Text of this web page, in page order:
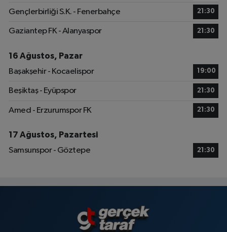
Gençlerbirliği S.K. - Fenerbahçe 21:30
Gaziantep FK - Alanyaspor 21:30
16 Ağustos, Pazar
Başakşehir - Kocaelispor
19:00
Beşiktaş - Eyüpspor 21:30
Amed - Erzurumspor FK 21:30
17 Ağustos, Pazartesi
Samsunspor - Göztepe
21:30